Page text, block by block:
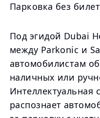
Парковка без
Под эгидой Dubai
между Parkonic и
автомобилистам
наличных или
Интеллектуальная
распознает